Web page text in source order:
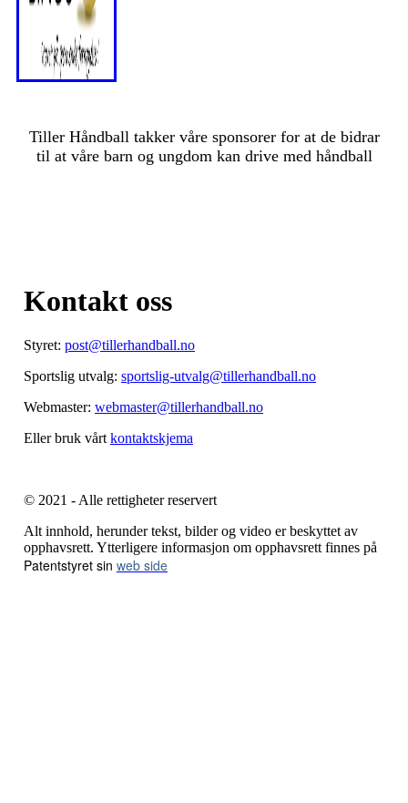
Tiller Håndball takker våre sponsorer for at de bidrar
til at våre barn og ungdom kan drive med håndball
Kontakt oss
Styret: post@tillerhandball.no
Sportslig utvalg: sportslig-utvalg@tillerhandball.no
Webmaster: webmaster@tillerhandball.no
Eller bruk vårt kontaktskjema
© 2021 - Alle rettigheter reservert
Alt innhold, herunder tekst, bilder og video er beskyttet av
opphavsrett. Ytterligere informasjon om opphavsrett finnes på
Patentstyret sin web side